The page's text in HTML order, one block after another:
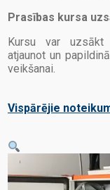
Prasības kursa
Kursu var uzsākt
atjaunot un
veikšanai.
Vispārējie